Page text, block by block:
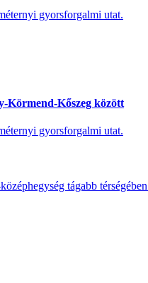
gyorsforgalmi utat.
Körmend-Kőszeg között
gyorsforgalmi utat.
tágabb